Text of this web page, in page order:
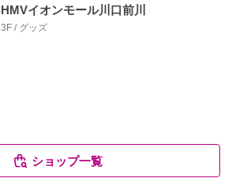
HMVイオンモール川口前川
3F / グッズ
ショップ一覧